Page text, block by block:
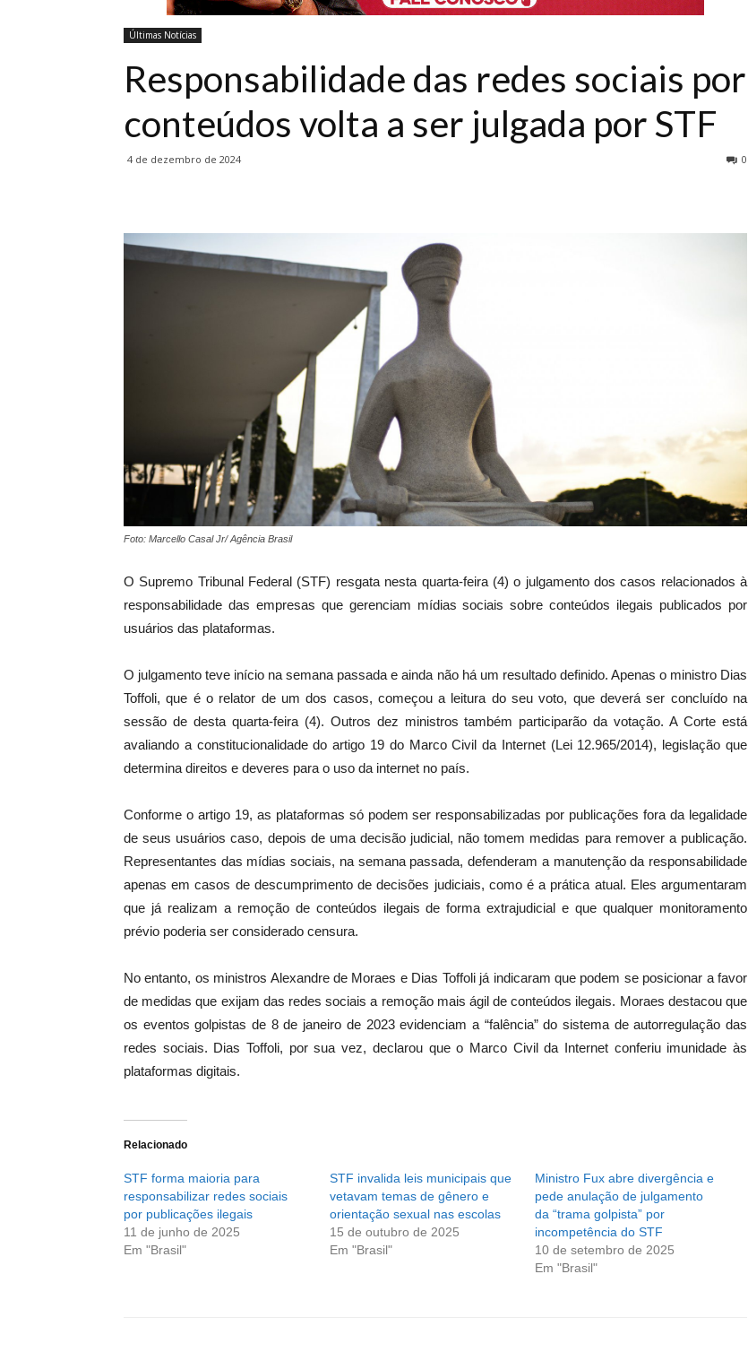
Últimas Notícias
Responsabilidade das redes sociais por
conteúdos volta a ser julgada por STF
4 de dezembro de 2024 0
Foto: Marcello Casal Jr/ Agência Brasil
O Supremo Tribunal Federal (STF) resgata nesta quarta-feira (4) o julgamento dos casos relacionados à
responsabilidade das empresas que gerenciam mídias sociais sobre conteúdos ilegais publicados por
usuários das plataformas.
O julgamento teve início na semana passada e ainda não há um resultado definido. Apenas o ministro Dias
Toffoli, que é o relator de um dos casos, começou a leitura do seu voto, que deverá ser concluído na
sessão de desta quarta-feira (4). Outros dez ministros também participarão da votação. A Corte está
avaliando a constitucionalidade do artigo 19 do Marco Civil da Internet (Lei 12.965/2014), legislação que
determina direitos e deveres para o uso da internet no país.
Conforme o artigo 19, as plataformas só podem ser responsabilizadas por publicações fora da legalidade
de seus usuários caso, depois de uma decisão judicial, não tomem medidas para remover a publicação.
Representantes das mídias sociais, na semana passada, defenderam a manutenção da responsabilidade
apenas em casos de descumprimento de decisões judiciais, como é a prática atual. Eles argumentaram
que já realizam a remoção de conteúdos ilegais de forma extrajudicial e que qualquer monitoramento
prévio poderia ser considerado censura.
No entanto, os ministros Alexandre de Moraes e Dias Toffoli já indicaram que podem se posicionar a favor
de medidas que exijam das redes sociais a remoção mais ágil de conteúdos ilegais. Moraes destacou que
os eventos golpistas de 8 de janeiro de 2023 evidenciam a “falência” do sistema de autorregulação das
redes sociais. Dias Toffoli, por sua vez, declarou que o Marco Civil da Internet conferiu imunidade às
plataformas digitais.
Relacionado
STF forma maioria para
responsabilizar redes sociais
por publicações ilegais
11 de junho de 2025
Em "Brasil"
STF invalida leis municipais que
vetavam temas de gênero e
orientação sexual nas escolas
15 de outubro de 2025
Em "Brasil"
Ministro Fux abre divergência e
pede anulação de julgamento
da “trama golpista” por
incompetência do STF
10 de setembro de 2025
Em "Brasil"